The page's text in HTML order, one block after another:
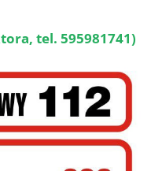
tel. 595981741)